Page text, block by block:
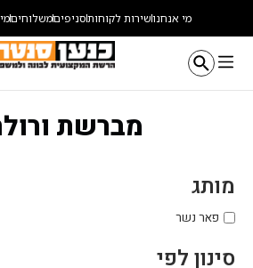
מי אנחנושירות לקוחותסניפיםמשלוחים
מברשת
מותג
פאר נשר
סינון לפי